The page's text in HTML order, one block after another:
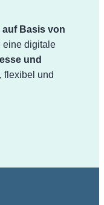
auf Basis von
eine digitale
und
flexibel und